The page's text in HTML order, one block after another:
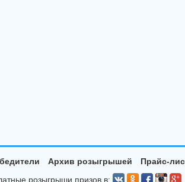
Архив розыгрышей Прайс-
розыгрыши призов в: